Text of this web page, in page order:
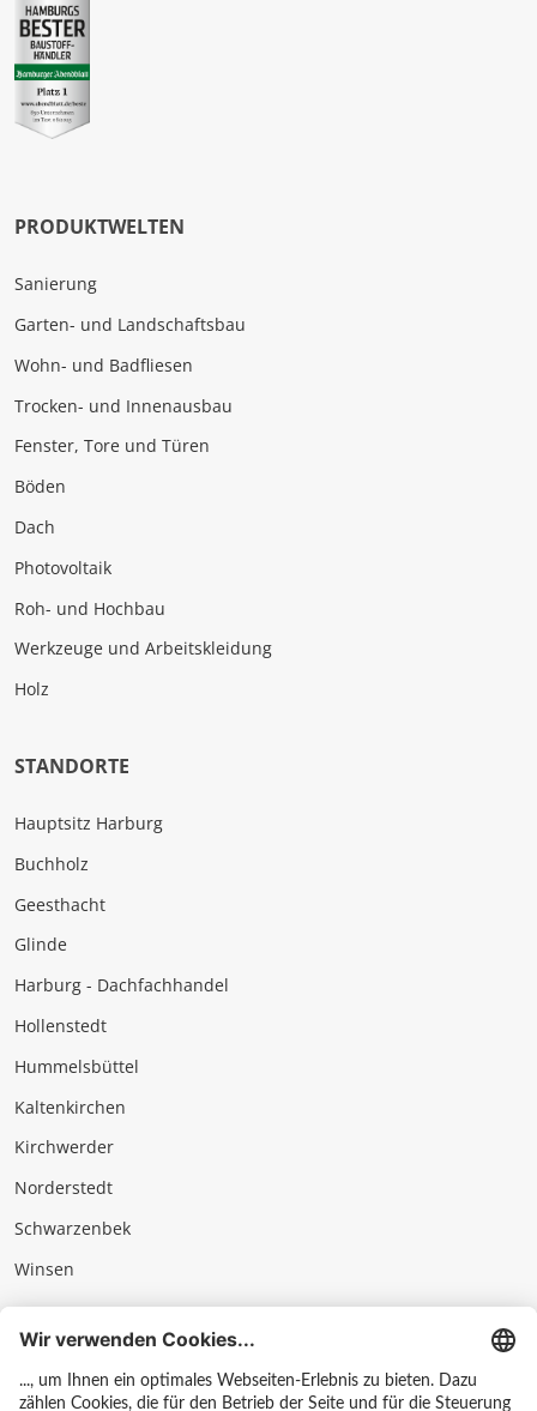
PRODUKTWELTEN
Sanierung
Garten- und Landschaftsbau
Wohn- und Badfliesen
Trocken- und Innenausbau
Fenster, Tore und Türen
Böden
Dach
Photovoltaik
Roh- und Hochbau
Werkzeuge und Arbeitskleidung
Holz
STANDORTE
Hauptsitz Harburg
Buchholz
Geesthacht
Glinde
Harburg - Dachfachhandel
Hollenstedt
Hummelsbüttel
Kaltenkirchen
Kirchwerder
Norderstedt
Schwarzenbek
Winsen
Impressum
Datenschutz & AGB